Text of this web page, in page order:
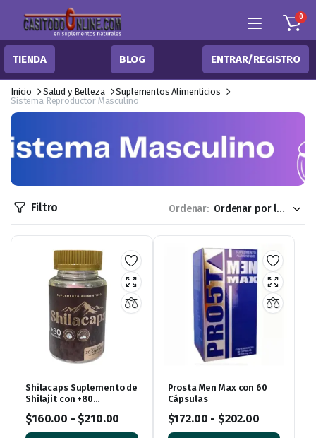
0
TIENDA BLOG ENTRAR/REGISTRO
Inicio Salud y Belleza
Suplementos Alimenticios
Sistema Reproductor Masculino
Filtro Ordenar:
Shilacaps Suplemento de
Shilajit con +80
$160.00 - $210.00
Prosta Men Max con 60
Cápsulas
$172.00 - $202.00